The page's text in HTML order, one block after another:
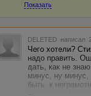
Показать
DELETED написал
Чего хотели?
надо править.
дать, как не
минус, ну
быть, к